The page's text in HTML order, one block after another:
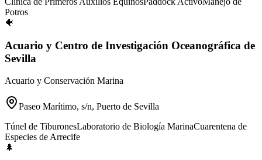
Potros
🐠
Acuario y Centro de Investigación Oceanográfica de
Sevilla
Acuario y Conservación Marina
Paseo Marítimo, s/n, Puerto de Sevilla
Túnel de TiburonesLaboratorio de Biología MarinaCuarentena de
Especies de Arrecife
🌲